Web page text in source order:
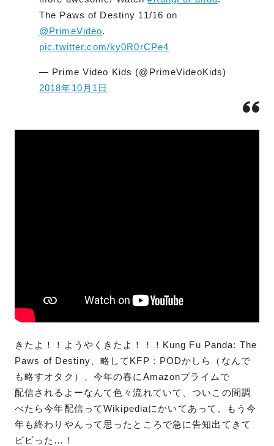
The Paws of Destiny 11/16 on
@PrimeVideo.
pic.twitter.com/ky0R0rCPe4
— Prime Video Kids (@PrimeVideoKids)
2018年10月1日
きたよ！！ようやくきたよ！！！Kung Fu Panda: The
Paws of Destiny、略してKFP：PODかしら（なんで
も略すオタク）、今年の春にAmazonプライムで
配信されるよーなんて色々流れていて、ついこの間調
べたら今年配信ってWikipediaにかいてあって、もう今
年も終わりやんって思ったところで急に告知出てきて
ビビった…！